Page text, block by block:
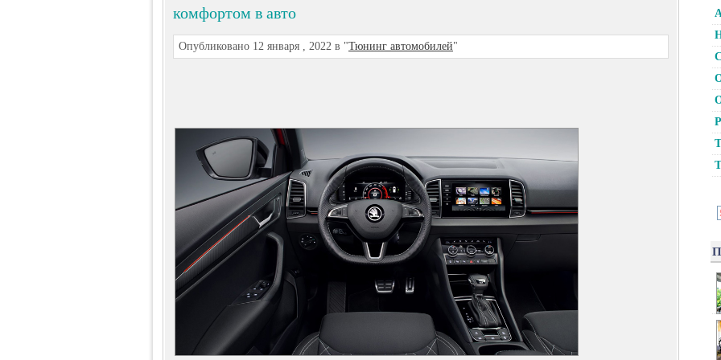
комфортом в авто
Опубликовано 12 января , 2022 в "Тюнинг автомобилей"